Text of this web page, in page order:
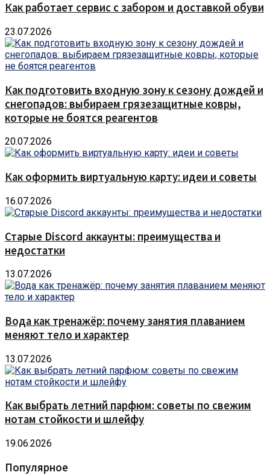
Как работает сервис с забором и доставкой обуви
23.07.2026
Как подготовить входную зону к сезону дождей и
снегопадов: выбираем грязезащитные ковры,
которые не боятся реагентов
20.07.2026
Как оформить виртуальную карту: идеи и советы
16.07.2026
Старые Discord аккаунты: преимущества и
недостатки
13.07.2026
Вода как тренажёр: почему занятия плаванием
меняют тело и характер
13.07.2026
Как выбрать летний парфюм: советы по свежим
нотам стойкости и шлейфу
19.06.2026
Популярное